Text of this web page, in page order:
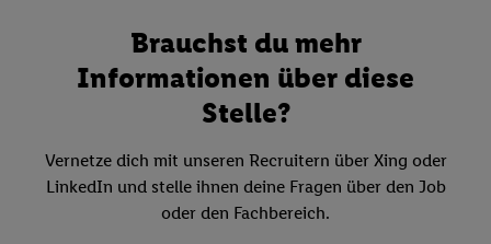
Brauchst du mehr
Informationen über diese
Stelle?
Vernetze dich mit unseren Recruitern über Xing oder
LinkedIn und stelle ihnen deine Fragen über den Job
oder den Fachbereich.